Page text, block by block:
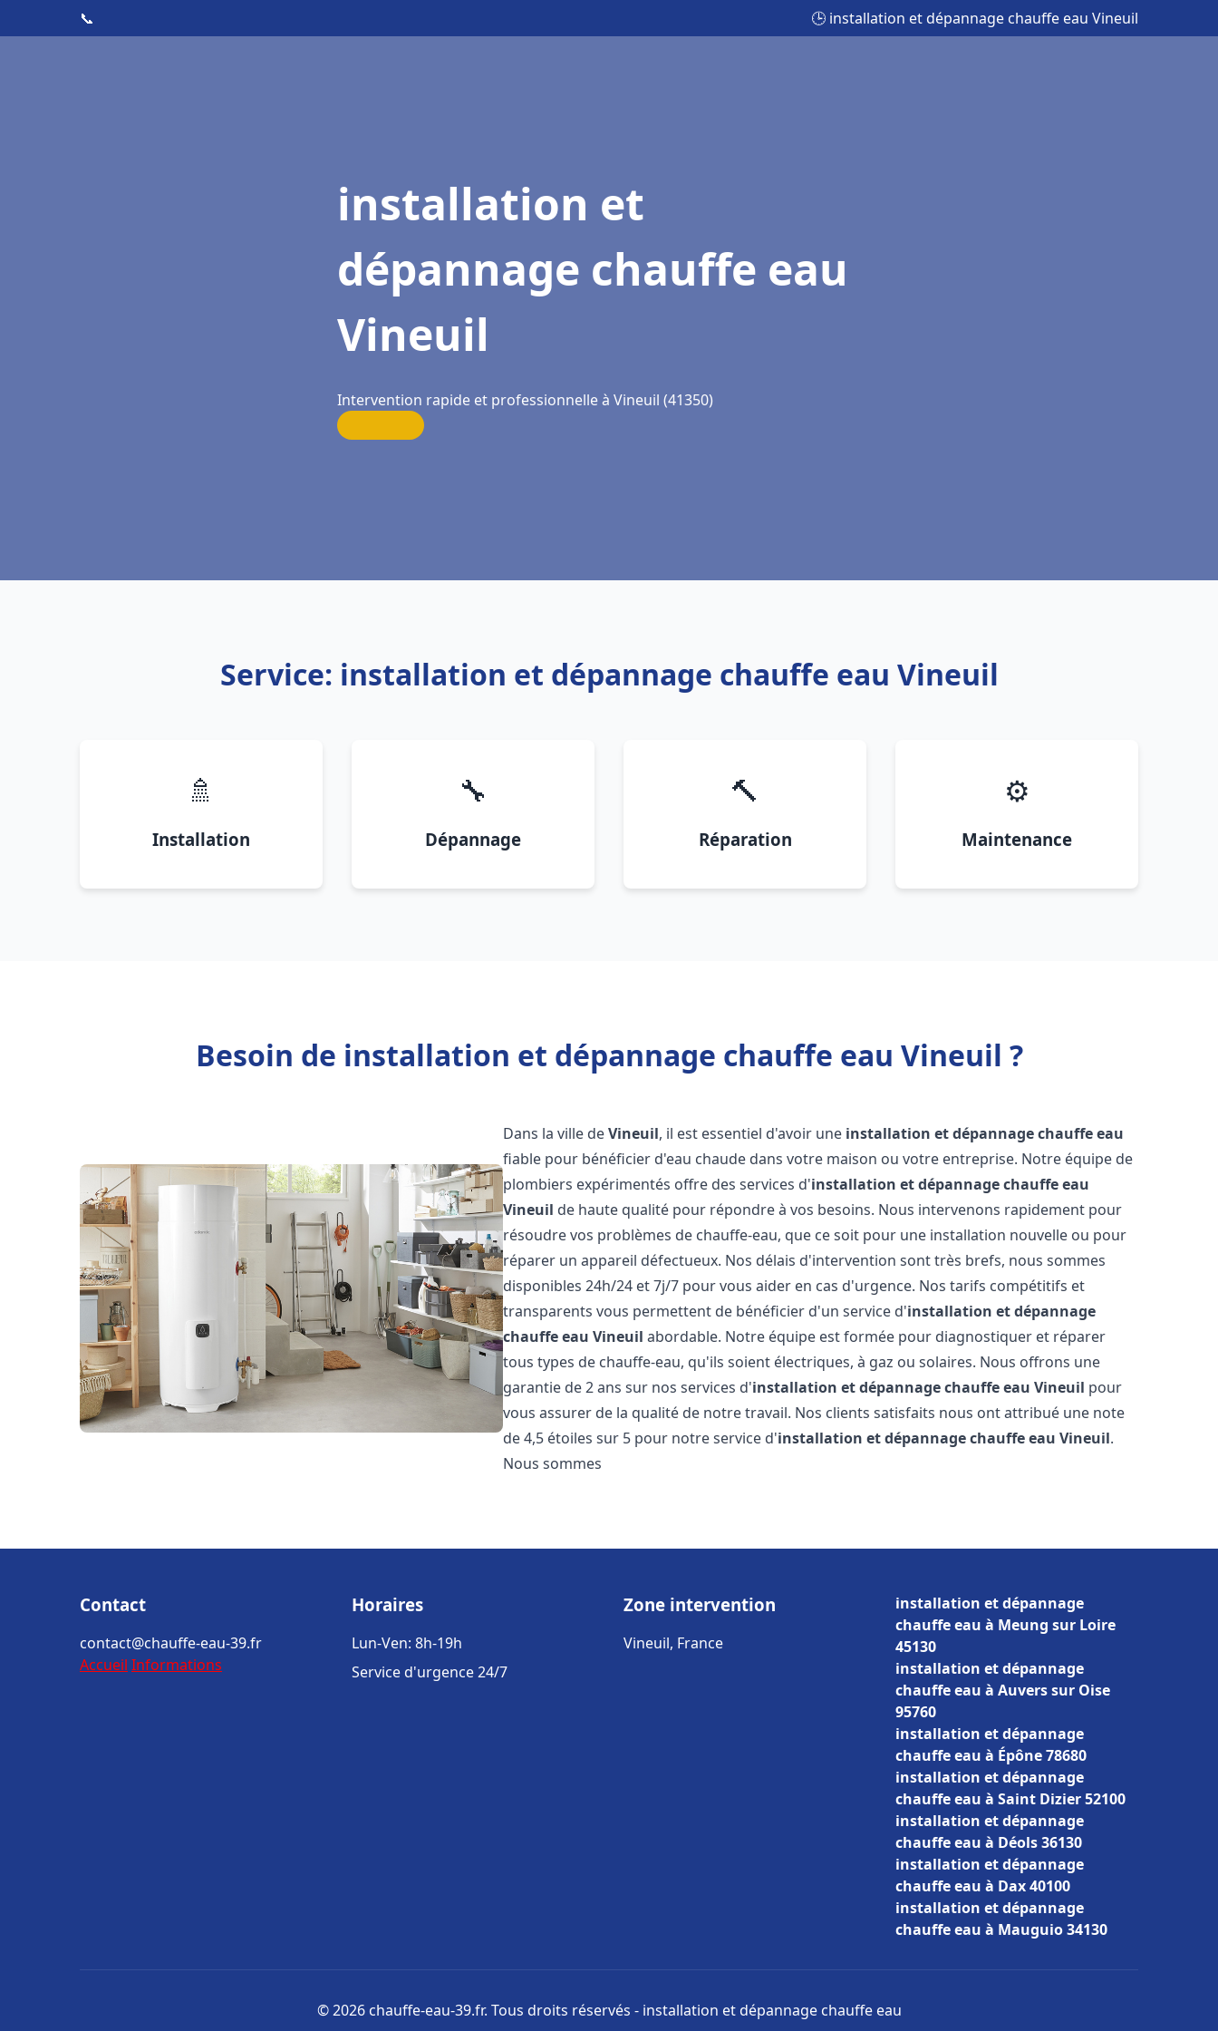
📞 🕒 installation et dépannage chauffe eau Vineuil
installation et
dépannage chauffe eau
Vineuil
Intervention rapide et professionnelle à Vineuil (41350)
Service: installation et dépannage chauffe eau Vineuil
🚿
Installation
🔧
Dépannage
🔨
Réparation
⚙️
Maintenance
Besoin de installation et dépannage chauffe eau Vineuil ?
Dans la ville deVineuil, il est essentiel d'avoir une installation et dépannage chauffe eau
fiable pour bénéficier d'eau chaude dans votre maison ou votre entreprise. Notre équipe de
plombiers expérimentés offre des services d'installation et dépannage chauffe eau
Vineuil de haute qualité pour répondre à vos besoins. Nous intervenons rapidement pour
résoudre vos problèmes de chauffe-eau, que ce soit pour une installation nouvelle ou pour
réparer un appareil défectueux. Nos délais d'intervention sont très brefs, nous sommes
disponibles 24h/24 et 7j/7 pour vous aider en cas d'urgence. Nos tarifs compétitifs et
transparents vous permettent de bénéficier d'un service d'installation et dépannage
chauffe eau Vineuil abordable. Notre équipe est formée pour diagnostiquer et réparer
tous types de chauffe-eau, qu'ils soient électriques, à gaz ou solaires. Nous offrons une
garantie de 2 ans sur nos services d'installation et dépannage chauffe eau Vineuil pour
vous assurer de la qualité de notre travail. Nos clients satisfaits nous ont attribué une note
de 4,5 étoiles sur 5 pour notre service d'installation et dépannage chauffe eau Vineuil.
Nous sommes
Contact
contact@chauffe-eau-39.fr
Accueil Informations
Horaires
Lun-Ven: 8h-19h
Service d'urgence 24/7
Zone intervention
Vineuil, France
installation et dépannage
chauffe eau à Meung sur Loire
45130
installation et dépannage
chauffe eau à Auvers sur Oise
95760
installation et dépannage
chauffe eau à Épône 78680
installation et dépannage
chauffe eau à Saint Dizier 52100
installation et dépannage
chauffe eau à Déols 36130
installation et dépannage
chauffe eau à Dax 40100
installation et dépannage
chauffe eau à Mauguio 34130
© 2026 chauffe-eau-39.fr. Tous droits réservés - installation et dépannage chauffe eau